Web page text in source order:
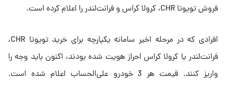
فروش تویوتا CHR، کرولا کراس و فرانت‌لندر را اعلام کرده است.
افرادی که در مرحله اخیر سامانه یکپارچه برای خرید تویوتا CHR،
فرانت‌لندر یا کرولا کراس احراز هویت شده بودند، اکنون باید وجه را
واریز کنند. قیمت هر 3 خودرو علی‌الحساب اعلام شده است.